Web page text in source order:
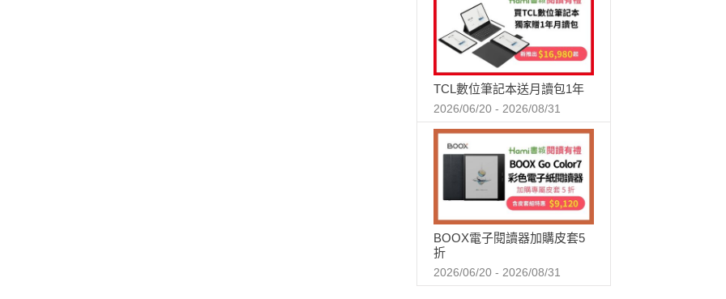
TCL數位筆記本送月讀包1年
2026/06/20 - 2026/08/31
BOOX電子閱讀器加購皮套5
折
2026/06/20 - 2026/08/31